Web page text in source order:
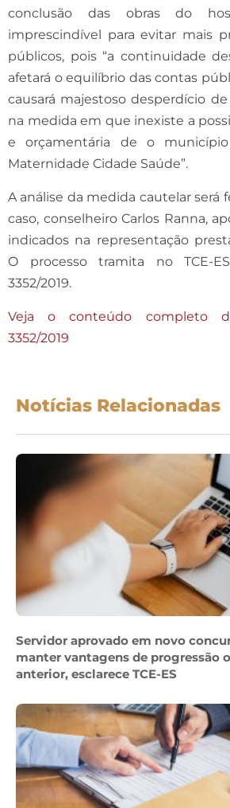
conclusão das obras do
imprescindível para evitar mais
públicos, pois “a continuidade
afetará o equilíbrio das contas
causará majestoso desperdício
na medida em que inexiste a
e orçamentária de o
Maternidade Cidade Saúde”.
A análise da medida cautelar será
caso, conselheiro Carlos Ranna,
indicados na representação
O processo tramita no TCE-
3352/2019.
Veja o conteúdo completo
3352/2019
Notícias Relacionadas
Servidor aprovado em novo
manter vantagens de progressão
anterior, esclarece TCE-ES